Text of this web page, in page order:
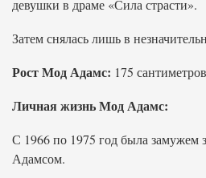
девушки в драме «Сила страсти».
Затем снялась лишь в
Рост Мод Адамс: 175
Личная жизнь Мод Адамс:
С 1966 по 1975 год была замужем
Адамсом.